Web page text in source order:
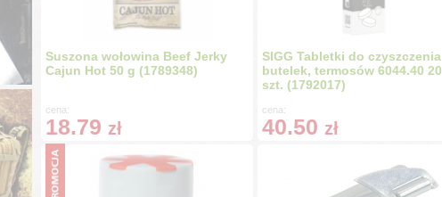
Suszona wołowina Beef Jerky
Cajun Hot 50 g (1789348)
cena:
18.79 zł
SIGG Tabletki do czyszczenia
butelek, termosów 6044.40 20
szt. (1792017)
cena:
40.50 zł